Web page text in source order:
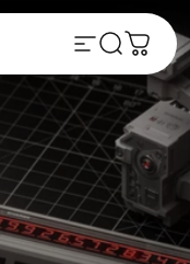
サイトナビ
検索カート